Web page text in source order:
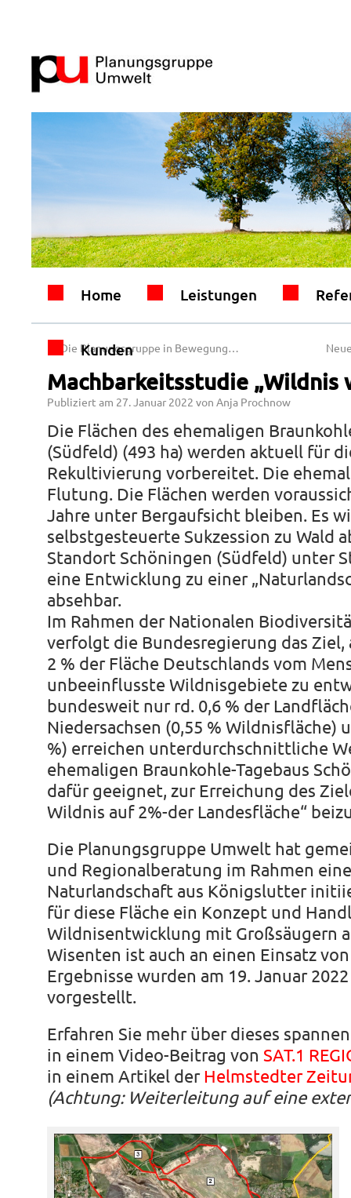
Home Leistungen
Kunden
Die Planungsgruppe in Bewegung…
Machbarkeitsstudie „Wildnis
Publiziert am 27. Januar 2022 von Anja Prochnow
Die Flächen des ehemaligen
(Südfeld) (493 ha) werden aktuell für
Rekultivierung vorbereitet. Die
Flutung. Die Flächen werden
Jahre unter Bergaufsicht bleiben. Es
selbstgesteuerte Sukzession zu Wald
Standort Schöningen (Südfeld) unter
eine Entwicklung zu einer
absehbar.
Im Rahmen der Nationalen
verfolgt die Bundesregierung das Ziel,
2 % der Fläche Deutschlands vom
unbeeinflusste Wildnisgebiete zu
bundesweit nur rd. 0,6 % der
Niedersachsen (0,55 % Wildnisfläche)
%) erreichen unterdurchschnittliche
ehemaligen Braunkohle-Tagebaus
dafür geeignet, zur Erreichung des
Wildnis auf 2%-der Landesfläche“
Die Planungsgruppe Umwelt hat
und Regionalberatung im Rahmen
Naturlandschaft aus Königslutter
für diese Fläche ein Konzept und
Wildnisentwicklung mit Großsäugern
Wisenten ist auch an einen Einsatz
Ergebnisse wurden am 19. Januar
vorgestellt.
Erfahren Sie mehr über dieses
in einem Video-Beitrag von SAT.1
in einem Artikel derHelmstedter
(Achtung: Weiterleitung auf eine